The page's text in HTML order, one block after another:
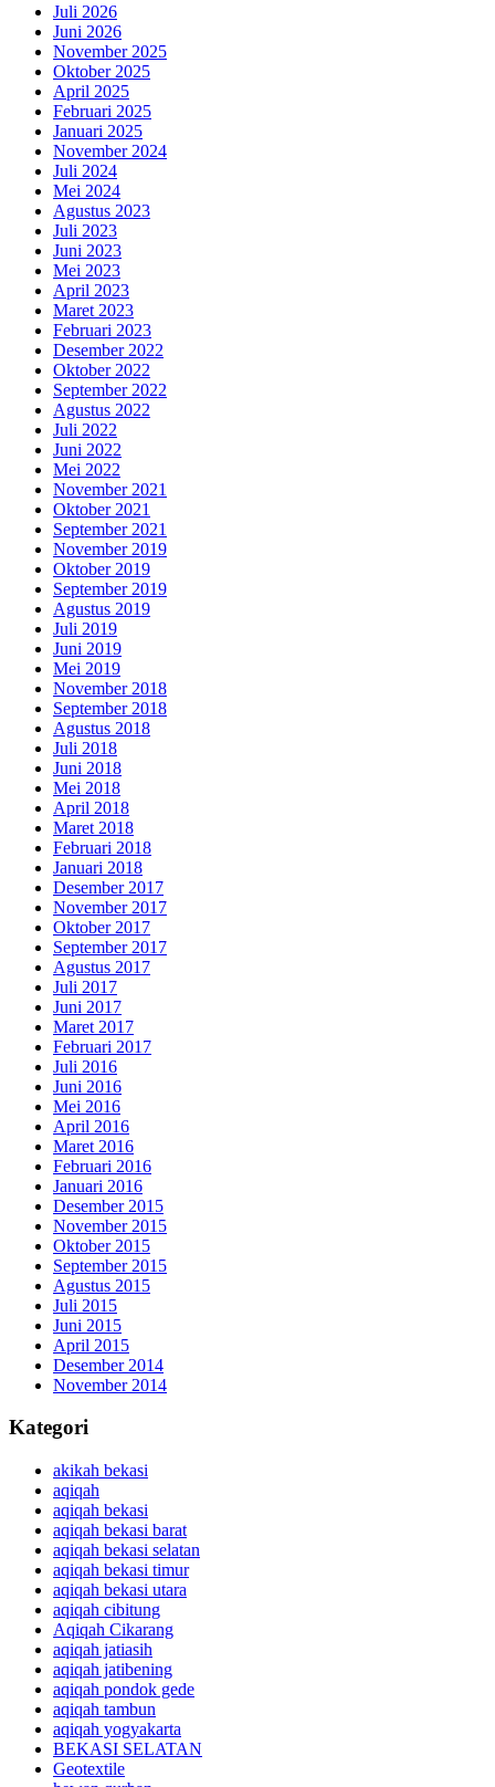
Juli 2026
Juni 2026
November 2025
Oktober 2025
April 2025
Februari 2025
Januari 2025
November 2024
Juli 2024
Mei 2024
Agustus 2023
Juli 2023
Juni 2023
Mei 2023
April 2023
Maret 2023
Februari 2023
Desember 2022
Oktober 2022
September 2022
Agustus 2022
Juli 2022
Juni 2022
Mei 2022
November 2021
Oktober 2021
September 2021
November 2019
Oktober 2019
September 2019
Agustus 2019
Juli 2019
Juni 2019
Mei 2019
November 2018
September 2018
Agustus 2018
Juli 2018
Juni 2018
Mei 2018
April 2018
Maret 2018
Februari 2018
Januari 2018
Desember 2017
November 2017
Oktober 2017
September 2017
Agustus 2017
Juli 2017
Juni 2017
Maret 2017
Februari 2017
Juli 2016
Juni 2016
Mei 2016
April 2016
Maret 2016
Februari 2016
Januari 2016
Desember 2015
November 2015
Oktober 2015
September 2015
Agustus 2015
Juli 2015
Juni 2015
April 2015
Desember 2014
November 2014
Kategori
akikah bekasi
aqiqah
aqiqah bekasi
aqiqah bekasi barat
aqiqah bekasi selatan
aqiqah bekasi timur
aqiqah bekasi utara
aqiqah cibitung
Aqiqah Cikarang
aqiqah jatiasih
aqiqah jatibening
aqiqah pondok gede
aqiqah tambun
aqiqah yogyakarta
BEKASI SELATAN
Geotextile